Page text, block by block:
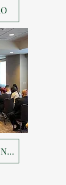
ÚNETE A UN EVENTO